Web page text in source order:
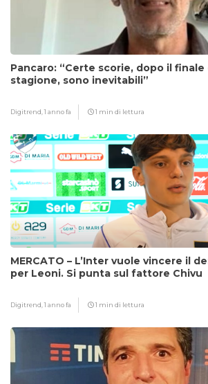
Pancaro: “Certe scorie, dopo il finale
stagione, sono inevitabili”
Digitrend,1 anno fa 1 min di lettura
MERCATO – L’Inter vuole vincere il
per Leoni. Si punta sul fattore Chivu
Digitrend,1 anno fa 1 min di lettura